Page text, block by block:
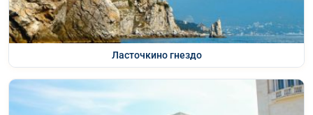
Ласточкино гнездо